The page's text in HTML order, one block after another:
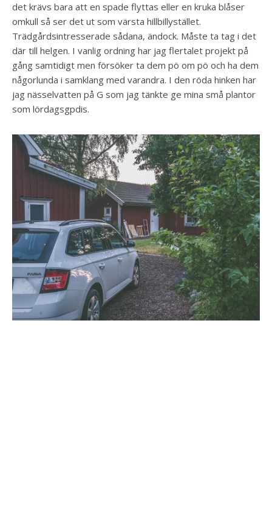
det krävs bara att en spade flyttas eller en kruka blåser
omkull så ser det ut som värsta hillbillystället.
Trädgårdsintresserade sådana, ändock. Måste ta tag i det
där till helgen. I vanlig ordning har jag flertalet projekt på
gång samtidigt men försöker ta dem pö om pö och ha dem
någorlunda i samklang med varandra. I den röda hinken har
jag nässelvatten på G som jag tänkte ge mina små plantor
som lördagsgpdis.